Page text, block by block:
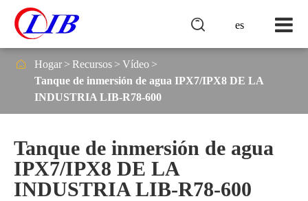
es

 Hogar Recursos
Vídeo
Tanque de inmersión de agua IPX7/IPX8 DE LA
INDUSTRIA LIB-R78-600
Tanque de inmersión de agua
IPX7/IPX8 DE LA
INDUSTRIA LIB-R78-600